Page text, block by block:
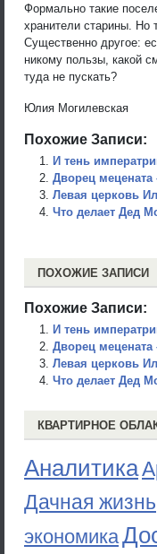
Формально такие
хранители старины. Но
Существенно другое:
никому пользы, какой
туда не пускать?
Юлия Могилевская
Похожие Записи:
И тень
Дворец
Левая церковь
Что делает Дед
ПОХОЖИЕ ЗАПИСИ
Похожие Записи:
И тень
Дворец
Левая церковь
Что делает Дед
КВАРТИРНОЕ
Аналитика
Дачная жизнь
экономика